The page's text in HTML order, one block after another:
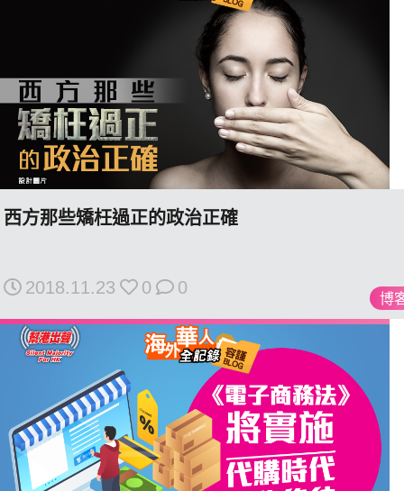
登記支持
私
隱
政
及
免
責
聲
博
西方那些矯枉過正的政治正確
2018.11.23 0 0